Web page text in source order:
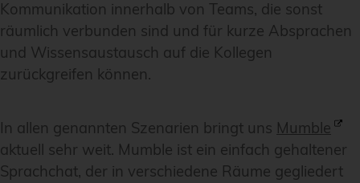
Kommunikation innerhalb von Teams, die sonst
räumlich verbunden sind und für kurze Absprachen
und Wissensaustausch auf die Kollegen
zurückgreifen können.
In allen genannten Szenarien bringt uns Mumble
aktuell sehr weit. Mumble ist ein einfach gehaltener
Sprachchat, der in verschiedene Räume gegliedert